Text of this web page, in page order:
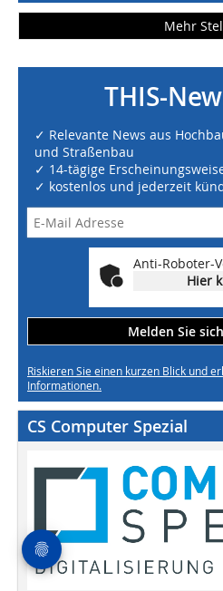
Mehr
THIS-
✓ Relevante News aus
und Straßenbau
✓ 14-tägige
✓ kostenlos und jederzeit
Anti-Roboter-
Hier
Melden Sie
Riskieren Sie einen kurzen Blick und
Informationen.
CS Computer Spezial